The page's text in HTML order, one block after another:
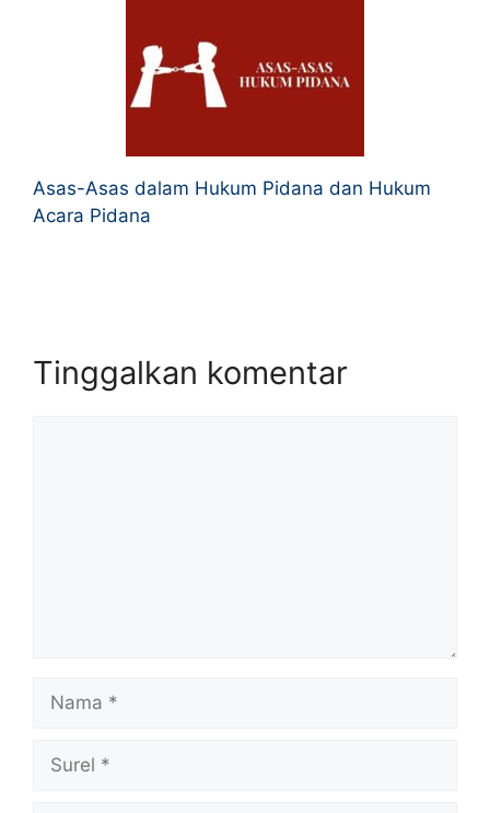
Asas-Asas dalam Hukum Pidana dan Hukum
Acara Pidana
Tinggalkan komentar
Nama
Surel